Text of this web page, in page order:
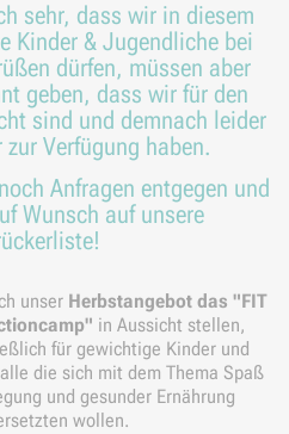
sehr, dass wir in diesem
Kinder & Jugendliche bei
dürfen, müssen aber
geben, dass wir für den
sind und demnach leider
Verfügung haben.
Anfragen entgegen und
Wunsch auf unsere
unser Herbstangebot das "FIT
in Aussicht stellen,
für gewichtige Kinder und
die sich mit dem Thema Spaß
und gesunder Ernährung
wollen.